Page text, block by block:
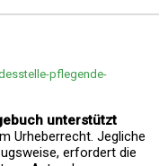
pflegende-
unterstützt
Urheberrecht. Jegliche
erfordert die